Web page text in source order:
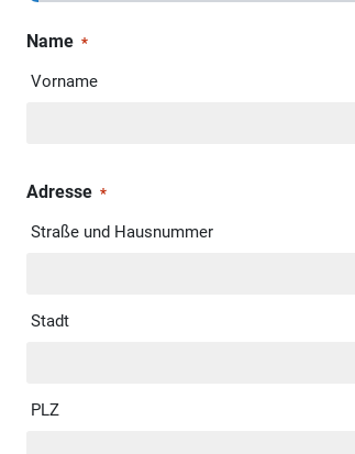
Name *
Vorname
Adresse *
Straße und Hausnummer
Stadt
PLZ